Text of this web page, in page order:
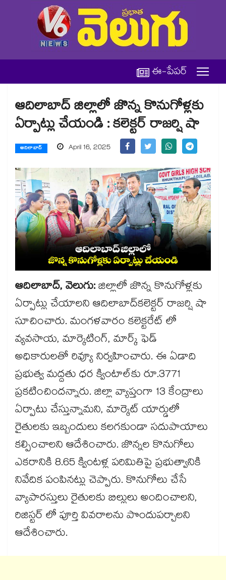
ఈ-పేపర్
ఆదిలాబాద్ జిల్లాలో జొన్న కొనుగోళ్లకు
ఏర్పాట్లు చేయండి : కలెక్టర్ రాజర్షి షా
ఆదిలాబాద్ April 16, 2025
ఆదిలాబాద్, వెలుగు:జిల్లాలో జొన్న కొనుగోళ్లకు
ఏర్పాట్లు చేయాలని ఆదిలాబాద్​కలెక్టర్ రాజర్షి షా
సూచించారు. మంగళవారం కలెక్టరేట్ లో
వ్యవసాయ, మార్కెటింగ్, మార్క్ ఫెడ్
అధికారులతో రివ్యూ నిర్వహించారు. ఈ ఏడాది
ప్రభుత్వ మద్దతు ధర క్వింటాల్​కు రూ.3771
ప్రకటించిందన్నారు. జిల్లా వ్యాప్తంగా 13 కేంద్రాలు
ఏర్పాటు చేస్తున్నామని, మార్కెట్ యార్డులో
రైతులకు ఇబ్బందులు కలగకుండా సదుపాయాలు
కల్పించాలని ఆదేశించారు. జొన్నల కొనుగోలు
ఎకరానికి 8.65 క్వింటళ్ల పరిమితిపై ప్రభుత్వానికి
నివేదిక పంపినట్లు చెప్పారు. కొనుగోలు చేసే
వ్యాపారస్తులు రైతులకు బిల్లులు అందించాలని,
రిజిస్టర్ లో పూర్తి వివరాలను పొందుపర్చాలని
ఆదేశించారు.